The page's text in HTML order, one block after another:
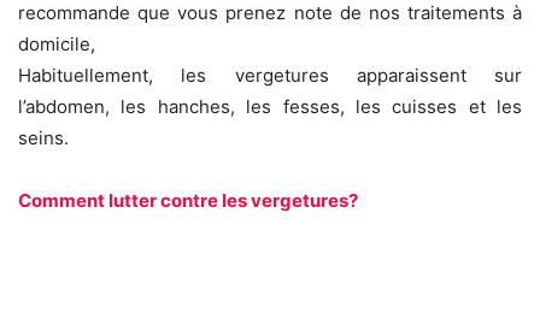
recommande que vous prenez note de nos traitements à
domicile,
Habituellement, les vergetures apparaissent sur
l’abdomen, les hanches, les fesses, les cuisses et les
seins.
Comment lutter contre les vergetures?